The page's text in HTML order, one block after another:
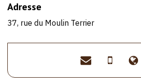
Adresse
37, rue du Moulin Terrier
>06
67